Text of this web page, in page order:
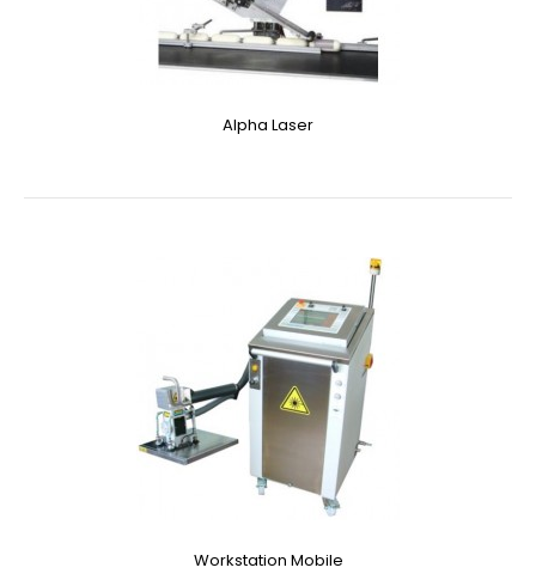
Alpha Laser
Workstation Mobile